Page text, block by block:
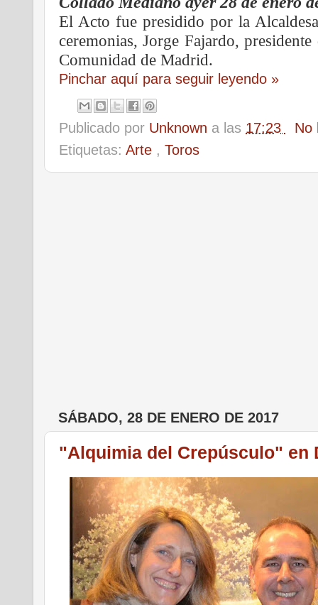
El Acto fue presidido por la
ceremonias,Jorge Fajardo,
Comunidad de Madrid.
Pinchar aquí para seguir leyendo »
Publicado por Unknown a las 17:23
No
Etiquetas: Arte , Toros
SÁBADO, 28 DE ENERO DE 2017
"Alquimia del Crepúsculo" en